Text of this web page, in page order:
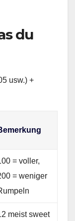
du
usw.) +
= voller,
= weniger
meist sweet